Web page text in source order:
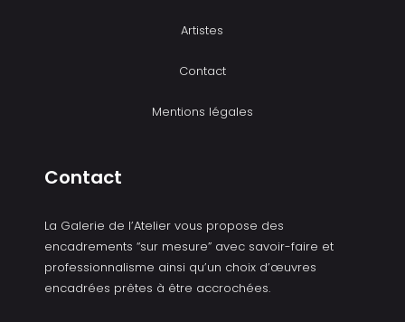
Artistes
Contact
Mentions légales
Contact
La Galerie de l’Atelier vous propose des
encadrements “sur mesure” avec savoir-faire et
professionnalisme ainsi qu’un choix d’œuvres
encadrées prêtes à être accrochées.